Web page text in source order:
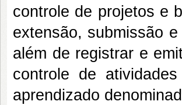
controle de projetos e
extensão, submissão
além de registrar e
controle de
aprendizado